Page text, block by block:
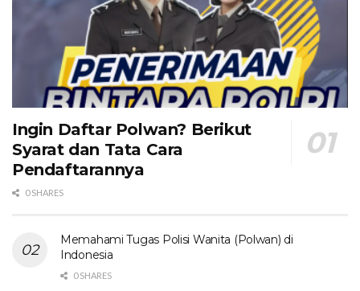
Ingin Daftar Polwan? Berikut
Syarat dan Tata Cara
Pendaftarannya
0 SHARES
Memahami Tugas Polisi Wanita (Polwan) di
Indonesia
0 SHARES